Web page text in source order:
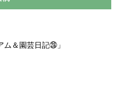
＆園芸日記㉘」